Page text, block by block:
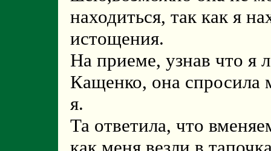
находиться, так как я
истощения.
На приеме, узнав что я
Кащенко, она
я.
Та ответила, что